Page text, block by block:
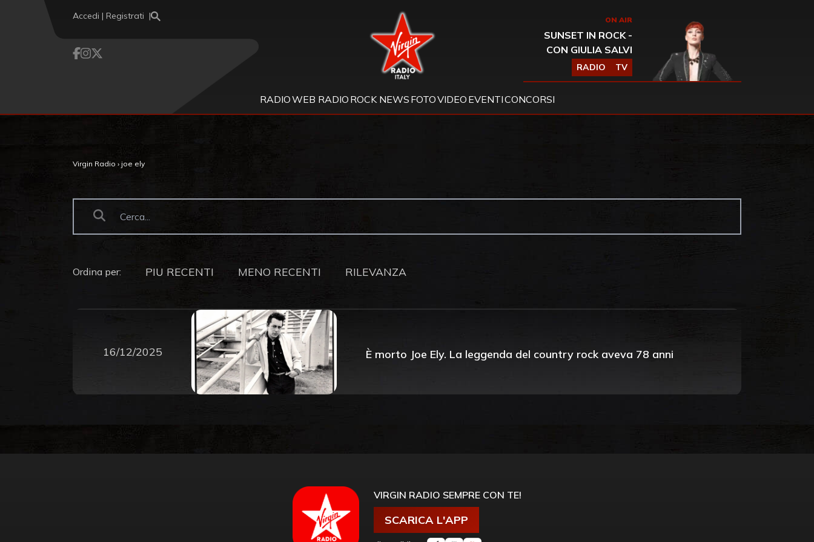
Accedi | Registrati Virgin Radio ON AIR
SUNSET IN ROCK -
CON GIULIA SALVI
RADIO TV
RADIOWEB RADIO ROCK NEWS FOTOVIDEO EVENTICONCORSI
Virgin Radio › joe ely
Ordina per: PIU RECENTI MENO RECENTI RILEVANZA
16/12/2025 È morto Joe Ely. La leggenda del country rock aveva 78 anni
VIRGIN RADIO SEMPRE CON TE!
SCARICA L'APP